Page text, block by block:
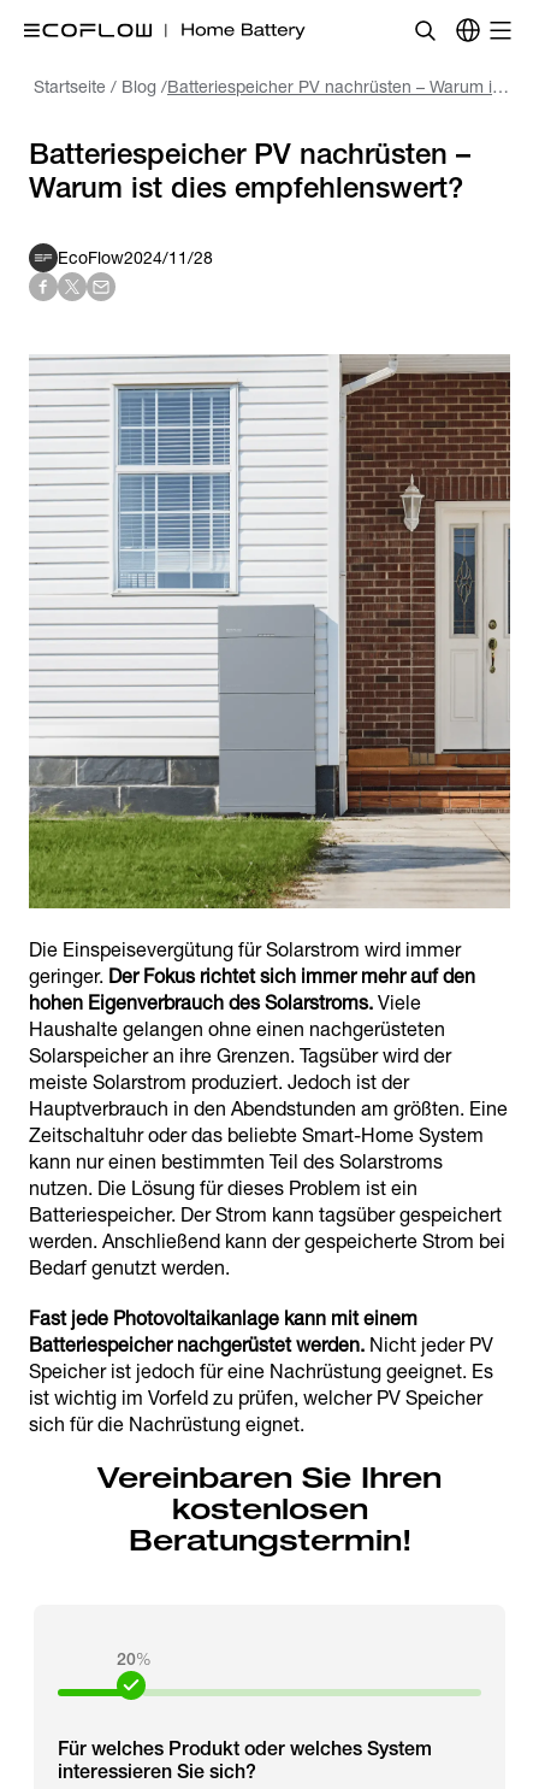
Startseite / Blog / Batteriespeicher PV nachrüsten – Warum ist dies empfehlenswert?
Batteriespeicher PV nachrüsten –
Warum ist dies empfehlenswert?
EcoFlow2024/11/28
Die Einspeisevergütung für Solarstrom wird immer
geringer. Der Fokus richtet sich immer mehr auf den
hohen Eigenverbrauch des Solarstroms. Viele
Haushalte gelangen ohne einen nachgerüsteten
Solarspeicher an ihre Grenzen. Tagsüber wird der
meiste Solarstrom produziert. Jedoch ist der
Hauptverbrauch in den Abendstunden am größten. Eine
Zeitschaltuhr oder das beliebte Smart-Home System
kann nur einen bestimmten Teil des Solarstroms
nutzen. Die Lösung für dieses Problem ist ein
Batteriespeicher. Der Strom kann tagsüber gespeichert
werden. Anschließend kann der gespeicherte Strom bei
Bedarf genutzt werden.
Fast jede Photovoltaikanlage kann mit einem
Batteriespeicher nachgerüstet werden. Nicht jeder PV
Speicher ist jedoch für eine Nachrüstung geeignet. Es
ist wichtig im Vorfeld zu prüfen, welcher PV Speicher
sich für die Nachrüstung eignet.
Vereinbaren Sie Ihren
kostenlosen
Beratungstermin!
20%
Für welches Produkt oder welches System
interessieren Sie sich?